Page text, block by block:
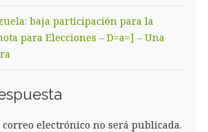
baja participación para la
para Elecciones – D=a=] – Una
electrónico no será publicada.